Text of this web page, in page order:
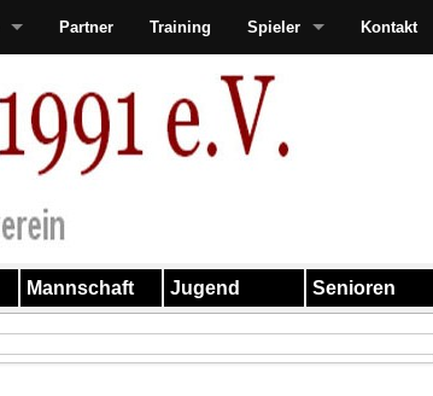
Partner Training Spieler Kontakt
Mannschaft Jugend Senioren